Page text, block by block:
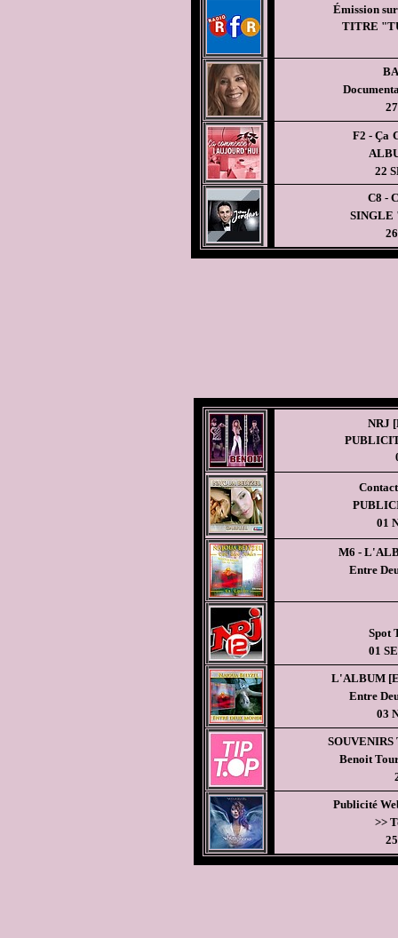
Émission
TITRE
F2 - Ça
22
C8 -
SINGLE
NRJ
01
M6 -
Entre
Spot
01
L'ALBUM
Entre
03
SOUVENIRS
Benoit
Publicité
>>